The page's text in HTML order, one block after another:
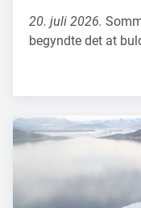
20. juli 2026.
begyndte det at